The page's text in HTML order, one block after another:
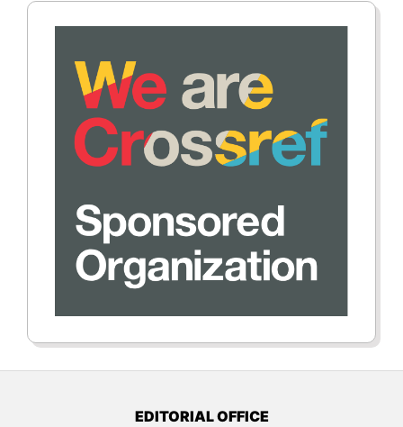
EDITORIAL OFFICE